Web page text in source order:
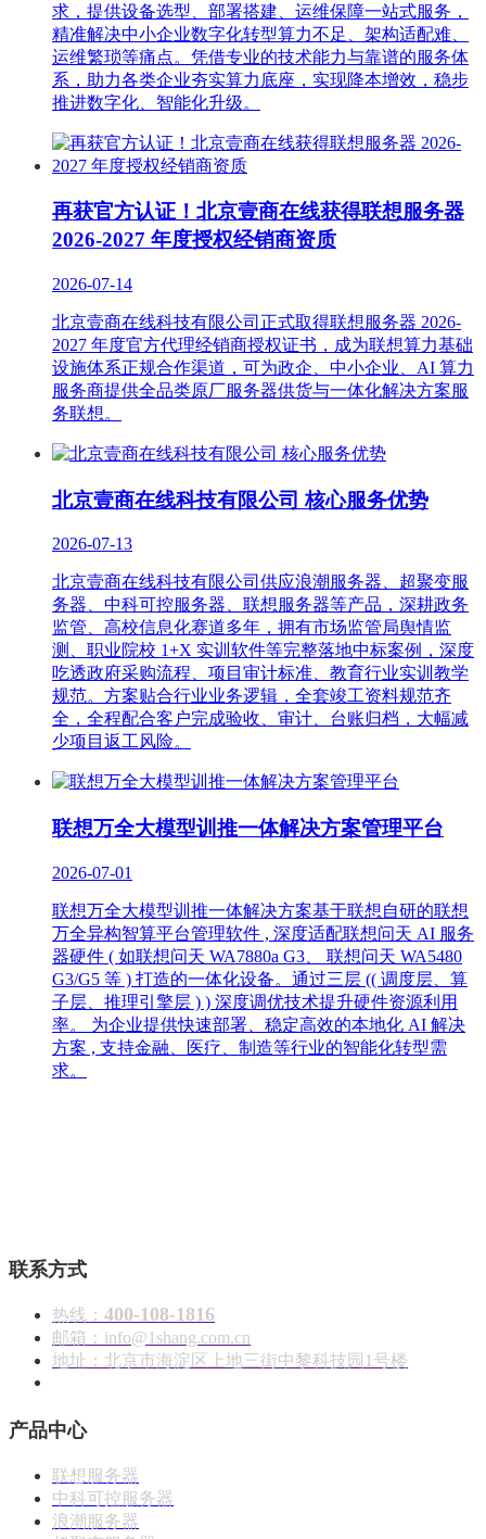
求，提供设备选型、部署搭建、运维保障一站式服务，
精准解决中小企业数字化转型算力不足、架构适配难、
运维繁琐等痛点。凭借专业的技术能力与靠谱的服务体
系，助力各类企业夯实算力底座，实现降本增效，稳步
推进数字化、智能化升级。
再获官方认证！北京壹商在线获得联想服务器
2026-2027 年度授权经销商资质
2026-07-14
北京壹商在线科技有限公司正式取得联想服务器 2026-
2027 年度官方代理经销商授权证书，成为联想算力基础
设施体系正规合作渠道，可为政企、中小企业、AI 算力
服务商提供全品类原厂服务器供货与一体化解决方案服
务联想。
北京壹商在线科技有限公司 核心服务优势
2026-07-13
北京壹商在线科技有限公司供应浪潮服务器、超聚变服
务器、中科可控服务器、联想服务器等产品，深耕政务
监管、高校信息化赛道多年，拥有市场监管局舆情监
测、职业院校 1+X 实训软件等完整落地中标案例，深度
吃透政府采购流程、项目审计标准、教育行业实训教学
规范。方案贴合行业业务逻辑，全套竣工资料规范齐
全，全程配合客户完成验收、审计、台账归档，大幅减
少项目返工风险。
联想万全大模型训推一体解决方案管理平台
2026-07-01
联想万全大模型训推一体解决方案基于联想自研的联想
万全异构智算平台管理软件 , 深度适配联想问天 AI 服务
器硬件 ( 如联想问天 WA7880a G3、 联想问天 WA5480
G3/G5 等 ) 打造的一体化设备。通过三层 (( 调度层、算
子层、推理引擎层 ) ) 深度调优技术提升硬件资源利用
率。 为企业提供快速部署、稳定高效的本地化 AI 解决
方案 , 支持金融、医疗、制造等行业的智能化转型需
求。
联系方式
热线： 400-108-1816
邮箱：info@1shang.com.cn
地址：北京市海淀区上地三街中黎科技园1号楼
产品中心
联想服务器
中科可控服务器
浪潮服务器